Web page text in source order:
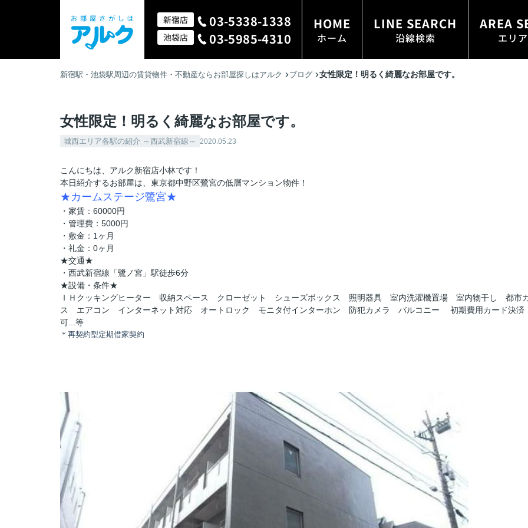
新宿店 03-5338-1338
池袋店 03-5985-4310
HOME
ホーム
LINE SEARCH
沿線検索
AREA
エリ
新宿駅・池袋駅周辺の賃貸物件・不動産ならお部屋探しはアルク ブログ 女性限定！明るく綺麗なお部屋です。
女性限定！明るく綺麗なお部屋です。
城西エリア各駅の紹介 ～西武新宿線～ 2020.05.23
こんにちは、アルク新宿店小林です！
本日紹介するお部屋は、東京都中野区鷺宮の低層マンション物件！
★カームステージ鷺宮★
・家賃：60000円
・管理費：5000円
・敷金：1ヶ月
・礼金：0ヶ月
★交通★
・西武新宿線「鷺ノ宮」駅徒歩6分
★設備・条件★
ＩＨクッキングヒーター 収納スペース クローゼット シューズボックス 照明器具 室内洗濯機置場 室内物干し 都市
ス エアコン インターネット対応 オートロック モニタ付インターホン 防犯カメラ バルコニー 初期費用カード決済
可...等
＊再契約型定期借家契約